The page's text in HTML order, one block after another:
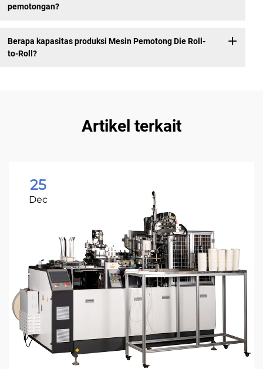
pemotongan?
Berapa kapasitas produksi Mesin Pemotong Die Roll-
to-Roll?
Artikel terkait
25
Dec